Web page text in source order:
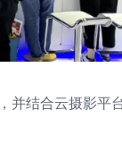
并结合云摄影平